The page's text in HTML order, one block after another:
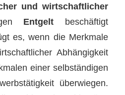
und wirtschaftlicher
Entgelt beschäftigt
es, wenn die Merkmale
Abhängigkeit
einer selbständigen
überwiegen.